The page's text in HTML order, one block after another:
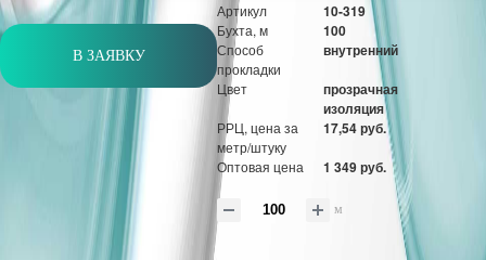
В ЗАЯВКУ
Артикул 10-319
Бухта, м 100
Способ
прокладки
внутренний
Цвет
прозрачная
изоляция
РРЦ, цена за
метр/штуку
17,54 руб.
Оптовая цена 1 349 руб.
м